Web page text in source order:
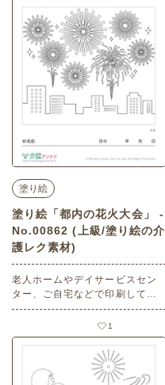
物・鑑賞・光景・夜・女性
塗り絵
塗り絵「都内の花火大会」 -
No.00862 (上級/塗り絵の介
護レク素材)
老人ホームやデイサービスセン
ター、ご自宅などで印刷してお
使いいただける無料の高齢者向
け介護レク素材 塗り絵「都内の
花火大会」（塗り絵・上級）で
月・August・夜空・打ち上げ
1